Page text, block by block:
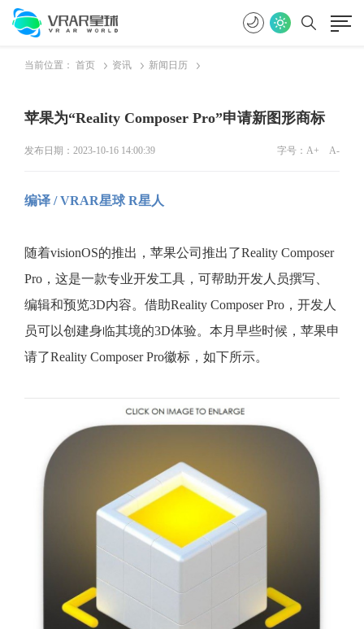
当前位置： 首页 资讯 新闻日历
苹果为“Reality Composer Pro”申请新图形商标
发布日期：2023-10-16 14:00:39 字号： A+ A-
编译 / VRAR星球 R星人
随着visionOS的推出，苹果公司推出了Reality Composer
Pro，这是一款专业开发工具，可帮助开发人员撰写、
编辑和预览3D内容。借助Reality Composer Pro，开发人
员可以创建身临其境的3D体验。本月早些时候，苹果申
请了Reality Composer Pro徽标，如下所示。